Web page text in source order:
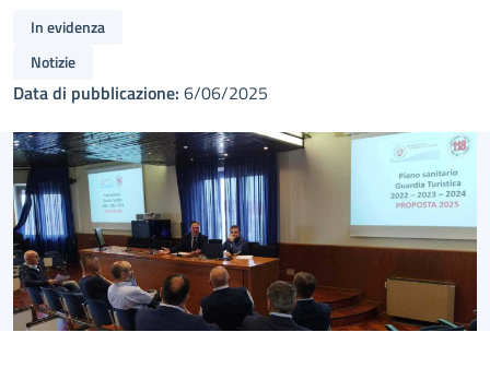
In evidenza
Notizie
Data di pubblicazione: 6/06/2025